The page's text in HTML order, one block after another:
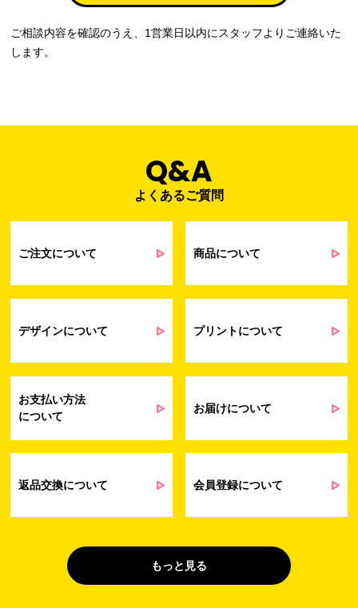
電子メール：info@rub-lab.com
３. 個人情報（保有個人データを含む）の利用目的
個人情報の利用目的
受発注業務
会員管理業務
（開示対象個人情
当社通信販売における受発注業務のため
事業活動における満足度、要望等に関す
るアンケート等の収集・分析・統計のため
せ業務に関するお取引先様との業務連絡や
弊社製品やサービスに関する情報、また
は営業およびマーケティング活動（セミナ
にお知らせするため
問い合わせへの対応のため
（開示対象個人情
お客様の作品紹介を通した販促活動のた
４. 個人情報を第三者に提供することが予定される場合の事項
ご相談内容を確認のうえ、1営業日以内にスタッフよりご連絡いた
します。
Q&A
よくあるご質問
ご注文について 商品について
デザインについて プリントについて
お支払い方法
について
お届けについて
返品交換について 会員登録について
もっと見る